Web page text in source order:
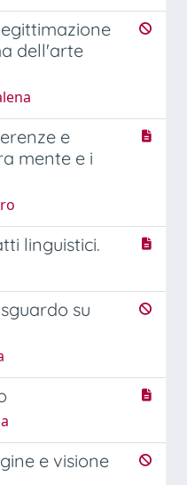
dell'arte
e
mente e i
linguistici.
su
e visione